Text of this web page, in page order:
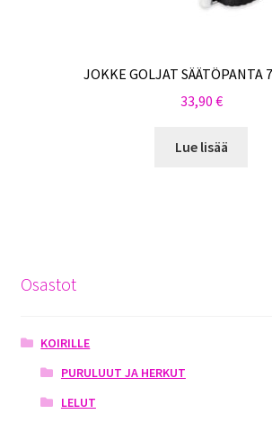
JOKKE GOLJAT SÄÄTÖPANTA
33,90 €
Lue lisää
Osastot
KOIRILLE
PURULUUT JA HERKUT
LELUT